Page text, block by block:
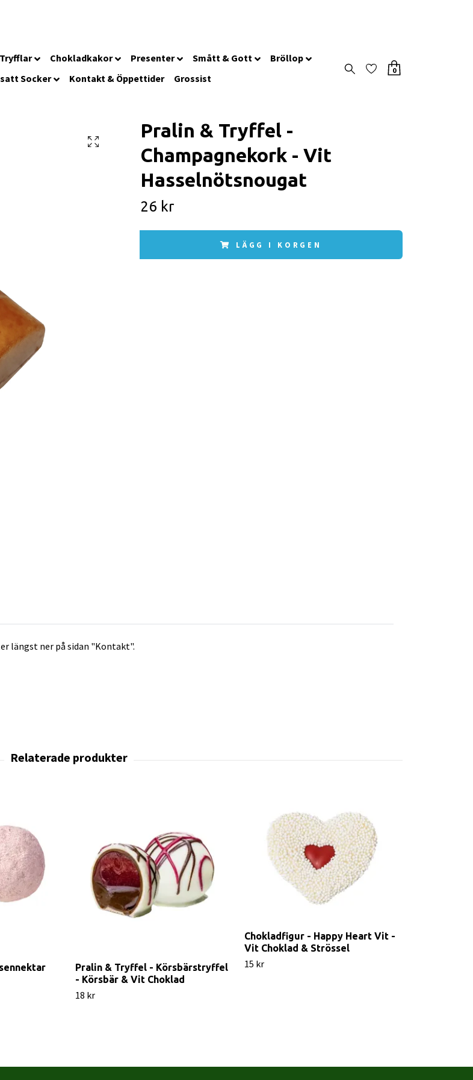
Chokladkakor Presenter Smått & Gott
Bröllop
Socker
Kontakt & Öppettider Grossist
0
Pralin & Tryffel -
Champagnekork - Vit
Hasselnötsnougat
26 kr
LÄGG I KORGEN
längst ner på sidan "Kontakt".
Pralin & Tryffel - Körsbärstryffel
- Körsbär & Vit Choklad
18 kr
Chokladfigur - Happy Heart Vit -
Vit Choklad & Strössel
15 kr